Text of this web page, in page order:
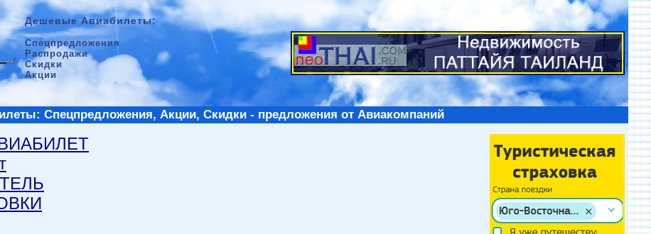
Дешевые Авиабилеты:
Спецпредложения
Распродажи
Скидки
Акции
Спецпредложения, Акции, Скидки - предложения от Авиакомпаний